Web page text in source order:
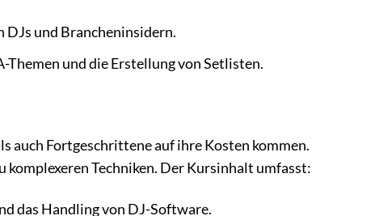
DJs und Brancheninsidern.
und die Erstellung von Setlisten.
auch Fortgeschrittene auf ihre Kosten kommen.
Techniken. Der Kursinhalt umfasst:
das Handling von DJ-Software.